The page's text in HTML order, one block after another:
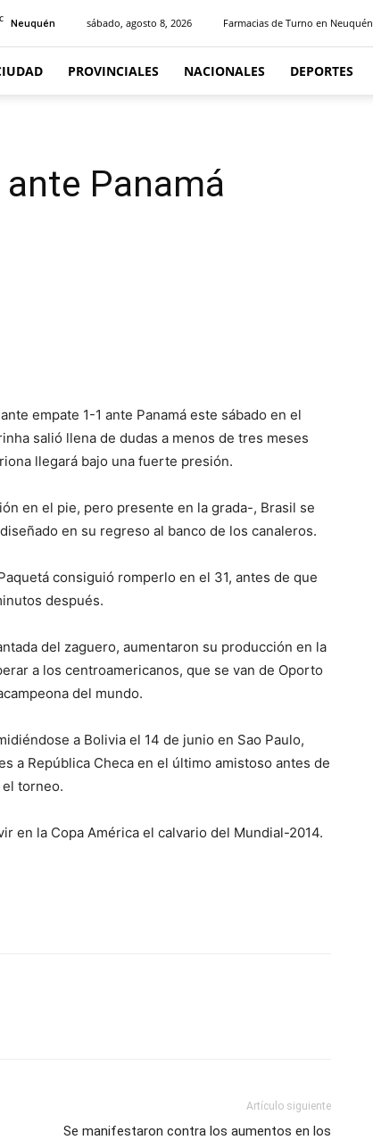
C Neuquén sábado, agosto 8, 2026 Farmacias de Turno en Neuquén
PROVINCIALES NACIONALES DEPORTES
Panamá
empate 1-1 ante Panamá este sábado en el
salió llena de dudas a menos de tres meses
llegará bajo una fuerte presión.
en el pie, pero presente en la grada-, Brasil se
en su regreso al banco de los canaleros.
consiguió romperlo en el 31, antes de que
después.
del zaguero, aumentaron su producción en la
a los centroamericanos, que se van de Oporto
del mundo.
a Bolivia el 14 de junio en Sao Paulo,
a República Checa en el último amistoso antes de
torneo.
en la Copa América el calvario del Mundial-2014.
Artículo siguiente
Se manifestaron contra los aumentos en los